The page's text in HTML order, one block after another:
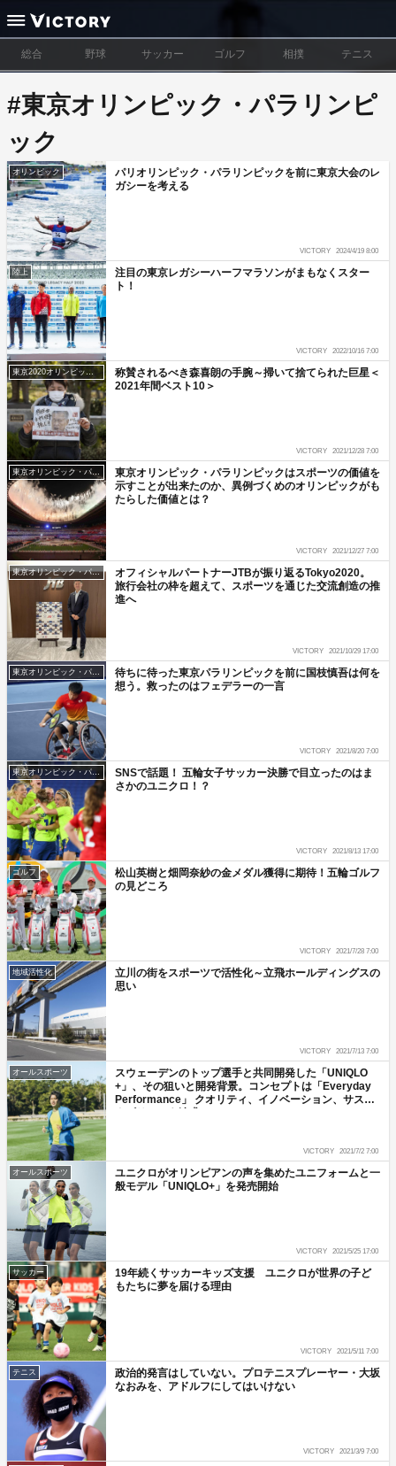
総合 野球 サッカー ゴルフ 相撲 テニス
#東京オリンピック・パラリンピ
ック
オリンピック
パリオリンピック・パラリンピックを前に東京大会のレ
ガシーを考える
VICTORY 2024/4/19 8:00
陸上
注目の東京レガシーハーフマラソンがまもなくスター
ト！
VICTORY 2022/10/16 7:00
東京2020オリンピック・パラリンピック
称賛されるべき森喜朗の手腕～掃いて捨てられた巨星＜
2021年間ベスト10＞
VICTORY 2021/12/28 7:00
東京オリンピック・パラリンピック
東京オリンピック・パラリンピックはスポーツの価値を
示すことが出来たのか、異例づくめのオリンピックがも
たらした価値とは？
VICTORY 2021/12/27 7:00
東京オリンピック・パラリンピック
オフィシャルパートナーJTBが振り返るTokyo2020。
旅行会社の枠を超えて、スポーツを通じた交流創造の推
進へ
VICTORY 2021/10/29 17:00
東京オリンピック・パラリンピック
待ちに待った東京パラリンピックを前に国枝慎吾は何を
想う。救ったのはフェデラーの一言
VICTORY 2021/8/20 7:00
東京オリンピック・パラリンピック
SNSで話題！ 五輪女子サッカー決勝で目立ったのはま
さかのユニクロ！？
VICTORY 2021/8/13 17:00
ゴルフ
松山英樹と畑岡奈紗の金メダル獲得に期待！五輪ゴルフ
の見どころ
VICTORY 2021/7/28 7:00
地域活性化
立川の街をスポーツで活性化～立飛ホールディングスの
思い
VICTORY 2021/7/13 7:00
オールスポーツ
スウェーデンのトップ選手と共同開発した「UNIQLO
+」、その狙いと開発背景。コンセプトは「Everyday
Performance」 クオリティ、イノベーション、サステ
VICTORY 2021/7/2 7:00
オールスポーツ
ユニクロがオリンピアンの声を集めたユニフォームと一
般モデル「UNIQLO+」を発売開始
VICTORY 2021/5/25 17:00
サッカー
19年続くサッカーキッズ支援 ユニクロが世界の子ど
もたちに夢を届ける理由
VICTORY 2021/5/11 7:00
テニス
政治的発言はしていない。プロテニスプレーヤー・大坂
なおみを、アドルフにしてはいけない
VICTORY 2021/3/9 7:00